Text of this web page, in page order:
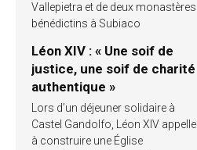
Vallepietra et de deux monastères
bénédictins à Subiaco
Léon XIV : « Une soif de
justice, une soif de charité
authentique »
Lors d’un déjeuner solidaire à
Castel Gandolfo, Léon XIV appelle
à construire une Église